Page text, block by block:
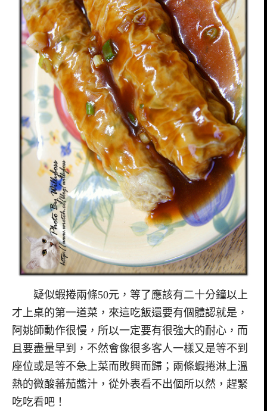
疑似蝦捲兩條50元，等了應該有二十分鐘以上
才上桌的第一道菜，來這吃飯還要有個體認就是，
阿姚師動作很慢，所以一定要有很強大的耐心，而
且要盡量早到，不然會像很多客人一樣又是等不到
座位或是等不急上菜而敗興而歸；兩條蝦捲淋上溫
熱的微酸蕃茄醬汁，從外表看不出個所以然，趕緊
吃吃看吧！